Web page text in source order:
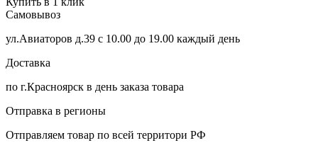
Самовывоз
ул.Авиаторов д.39 с 10.00 до 19.00 каждый день
Доставка
по г.Красноярск в день заказа товара
Отправка в регионы
Отправляем товар по всей территори РФ